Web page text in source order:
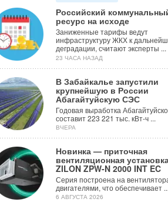
Российский
ресурс на исходе
Заниженные тарифы ведут
инфраструктуру ЖКХ к
деградации, считают эксперты ...
23 ЧАСА НАЗАД
В Забайкалье запустили
крупнейшую в России
Абагайтуйскую СЭС
Годовая выработка
составит 223 221 тыс. кВт-ч ...
ВЧЕРА
Новинка — приточная
вентиляционная
ZILON ZPW-N 2000 INT EC
Серия построена на
двигателями, что обеспечивает
6 АВГУСТА 2026